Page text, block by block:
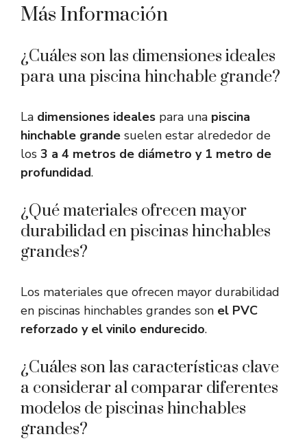
Más Información
¿Cuáles son las dimensiones ideales
para una piscina hinchable grande?
La dimensiones ideales para una piscina
hinchable grande suelen estar alrededor de
los 3 a 4 metros de diámetro y 1 metro de
profundidad.
¿Qué materiales ofrecen mayor
durabilidad en piscinas hinchables
grandes?
Los materiales que ofrecen mayor durabilidad
en piscinas hinchables grandes son el PVC
reforzado y el vinilo endurecido.
¿Cuáles son las características clave
a considerar al comparar diferentes
modelos de piscinas hinchables
grandes?